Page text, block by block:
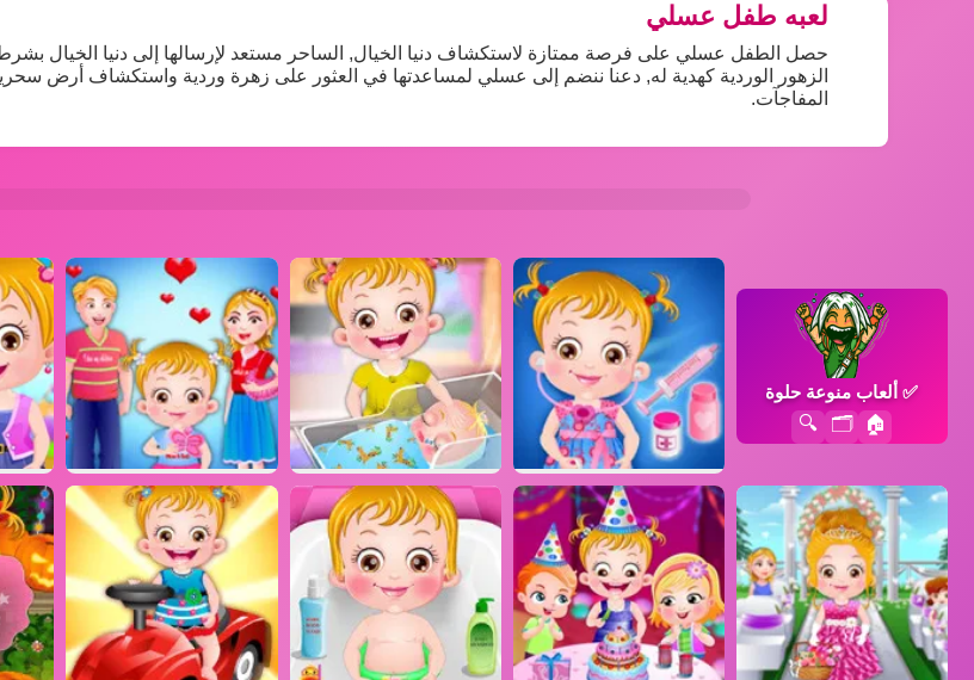
لعبه طفل عسلي
حصل الطفل عسلي على فرصة ممتازة لاستكشاف دنيا الخيال, الساحر مستعد لإرسالها إلى دنيا الخيال
الزهور الوردية كهدية له, دعنا ننضم إلى عسلي لمساعدتها في العثور على زهرة وردية واستكشاف أرض
المفاجآت.
✅ألعاب منوعة حلوة
🏠
🗂️
🔍